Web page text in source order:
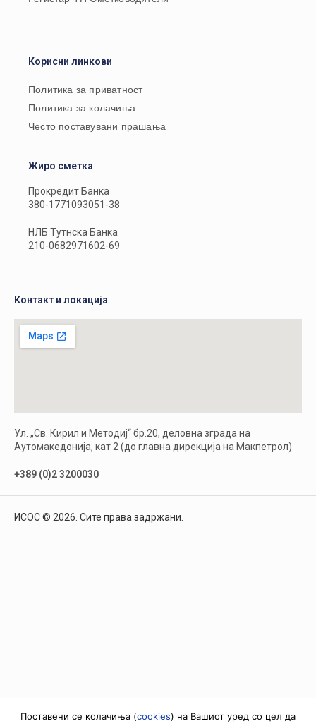
Корисни линкови
Политика за приватност
Политика за колачиња
Често поставувани прашања
Жиро сметка
Прокредит Банка
380-1771093051-38
НЛБ Тутнска Банка
210-0682971602-69
Контакт и локација
Ул. „Св. Кирил и Методиј“ бр.20, деловна зграда на
Аутомакедонија, кат 2 (до главна дирекција на Макпетрол)
+389 (0)2 3200030
ИСОС © 2026. Сите права задржани.
Поставени се колачиња (cookies) на Вашиот уред со цел да